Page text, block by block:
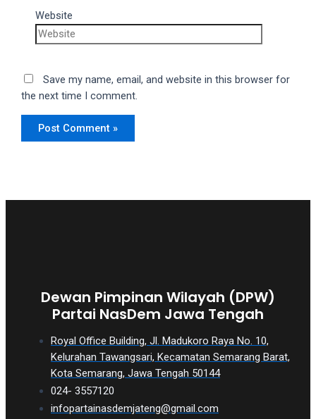
Website
Save my name, email, and website in this browser for
the next time I comment.
Dewan Pimpinan Wilayah (DPW)
Partai NasDem Jawa Tengah
Royal Office Building, Jl. Madukoro Raya No. 10,
Kelurahan Tawangsari, Kecamatan Semarang Barat,
Kota Semarang, Jawa Tengah 50144
024- 3557120
infopartainasdemjateng@gmail.com